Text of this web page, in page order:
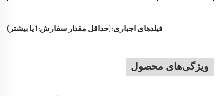
فیلدهای اجباری: (حداقل مقدار سفارش: 1 یا بیشتر)
ویژگی‌های محصول